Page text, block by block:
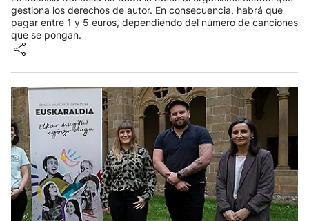
gestiona los derechos de autor. En consecuencia, habrá que
pagar entre 1 y 5 euros, dependiendo del número de canciones
que se pongan.